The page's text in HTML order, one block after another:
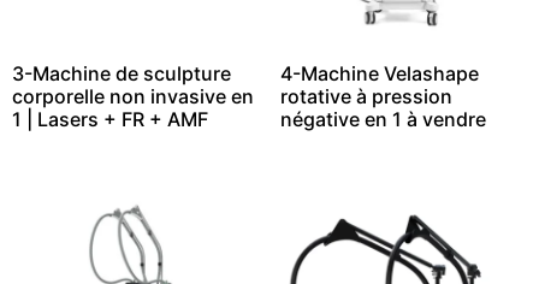
3-Machine de sculpture
corporelle non invasive en
1 | Lasers + FR + AMF
4-Machine Velashape
rotative à pression
négative en 1 à vendre